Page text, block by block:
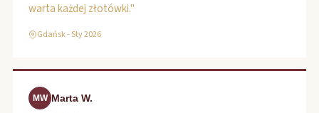
warta każdej złotówki."
Gdańsk - Sty 2026
MW Marta W.